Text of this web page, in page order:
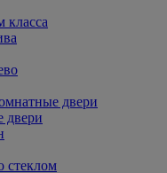
класса
двери
двери
стеклом